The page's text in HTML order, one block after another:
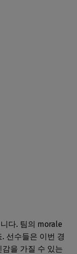
다. 팀의 morale
선수들은 이번 경
을 가질 수 있는